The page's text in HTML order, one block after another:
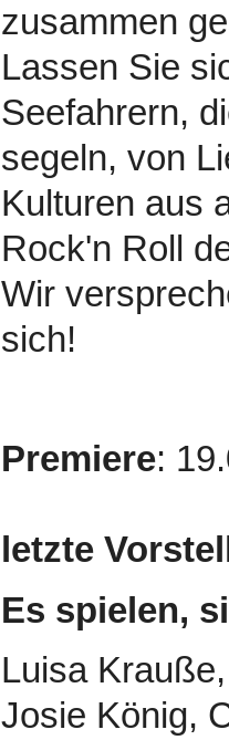
zusammen
Lassen Sie
Seefahrern,
segeln, von
Kulturen aus
Rock'n Roll
Wir
sich!
Premiere:
letzte
Es spielen,
Luisa
Josie König,